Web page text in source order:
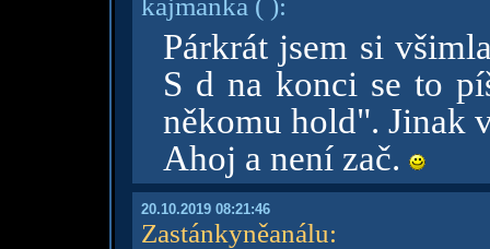
Párkrát jsem si
S d na konci se to
někomu hold". Jinak
Ahoj a není zač.
20.10.2019 08:21:46
Zastánkyněanálu: